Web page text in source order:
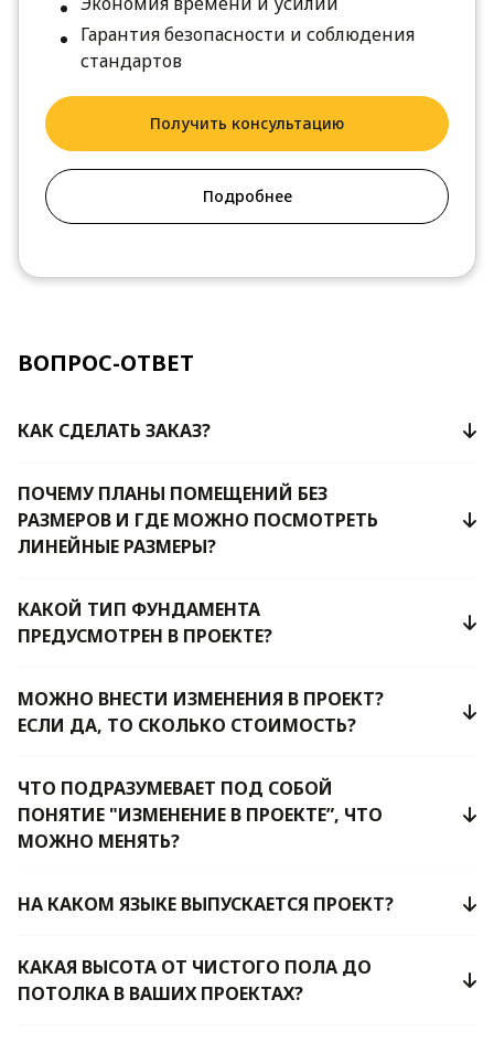
Гарантия безопасности и соблюдения
стандартов
Получить консультацию
Подробнее
ВОПРОС-ОТВЕТ
КАК СДЕЛАТЬ ЗАКАЗ?
ПОЧЕМУ ПЛАНЫ ПОМЕЩЕНИЙ БЕЗ
РАЗМЕРОВ И ГДЕ МОЖНО ПОСМОТРЕТЬ
ЛИНЕЙНЫЕ РАЗМЕРЫ?
КАКОЙ ТИП ФУНДАМЕНТА
ПРЕДУСМОТРЕН В ПРОЕКТЕ?
МОЖНО ВНЕСТИ ИЗМЕНЕНИЯ В ПРОЕКТ?
ЕСЛИ ДА, ТО СКОЛЬКО СТОИМОСТЬ?
ЧТО ПОДРАЗУМЕВАЕТ ПОД СОБОЙ
ПОНЯТИЕ "ИЗМЕНЕНИЕ В ПРОЕКТЕ”, ЧТО
МОЖНО МЕНЯТЬ?
НА КАКОМ ЯЗЫКЕ ВЫПУСКАЕТСЯ ПРОЕКТ?
КАКАЯ ВЫСОТА ОТ ЧИСТОГО ПОЛА ДО
ПОТОЛКА В ВАШИХ ПРОЕКТАХ?